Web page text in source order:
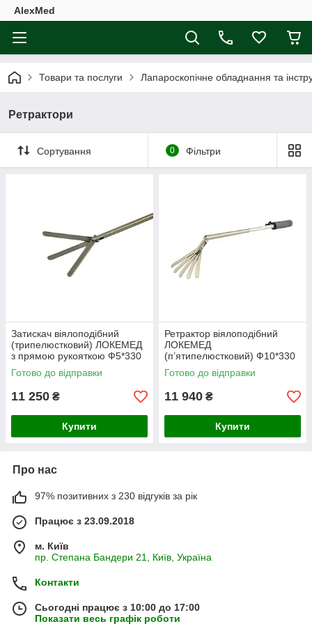
AlexMed
Товари та послуги Лапароскопічне обладнання та
Ретрактори
Сортування 0 Фільтри
Затискач віялоподібний
(трипелюстковий) ЛОКЕМЕД
з прямою рукояткою Ф5*330
Готово до відправки
11 250 ₴
Купити
Ретрактор віялоподібний
ЛОКЕМЕД
(п’ятипелюстковий) Ф10*330
Готово до відправки
11 940 ₴
Купити
Про нас
97% позитивних з 230 відгуків за рік
Працює з 23.09.2018
м. Київ
пр. Степана Бандери 21, Київ, Україна
Контакти
Сьогодні працює з 10:00 до 17:00
Показати весь графік роботи